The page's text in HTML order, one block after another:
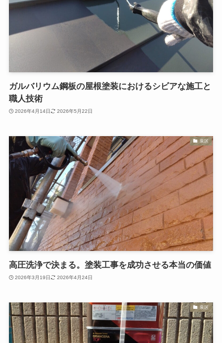
ガルバリウム鋼板の屋根塗装におけるシビアな施工と
職人技術
2026年4月14日 2026年5月22日
泉区
高圧洗浄で決まる。塗装工事を成功させる本当の価値
2026年3月19日 2026年4月24日
泉区